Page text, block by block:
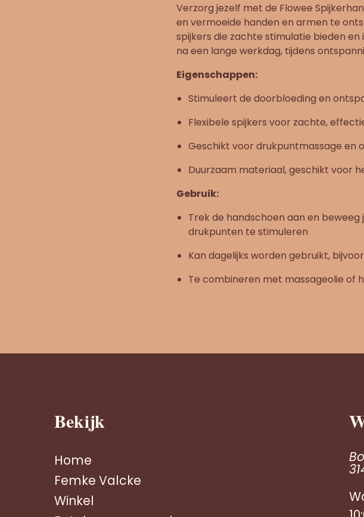
Verzorg jezelf met de Flowee
en vermoeide handen en armen te
spijkers die zachte stimulatie bieden
na een lange werkdag, tijdens
Eigenschappen:
Stimuleert de doorbloeding en
Flexibele spijkers voor zachte,
Geschikt voor drukpuntmassage en
Duurzaam materiaal, geschikt voor
Gebruik:
Trek de handschoen aan en
drukpunten te stimuleren
Kan dagelijks worden gebruikt,
Te combineren met massageolie of
Bekijk
Home
Femke Valcke
Winkel